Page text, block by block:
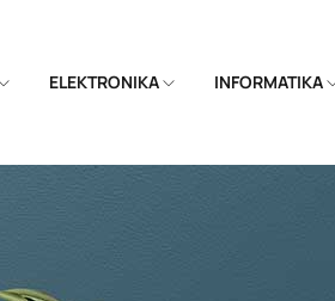
ELEKTRONIKA INFORMATIKA